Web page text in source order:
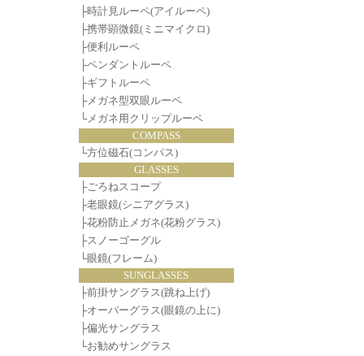
├時計見ルーペ(アイルーペ)
├携帯顕微鏡(ミニマイクロ)
├便利ルーペ
├ペンダントルーペ
├ギフトルーペ
├メガネ型双眼ルーペ
└メガネ用クリップルーペ
COMPASS
└方位磁石(コンパス)
GLASSES
├ごろねスコープ
├老眼鏡(シニアグラス)
├花粉防止メガネ(花粉グラス)
├スノーゴーグル
└眼鏡(フレーム)
SUNGLASSES
├前掛サングラス(跳ね上げ)
├オーバーグラス(眼鏡の上に)
├偏光サングラス
└お勧めサングラス